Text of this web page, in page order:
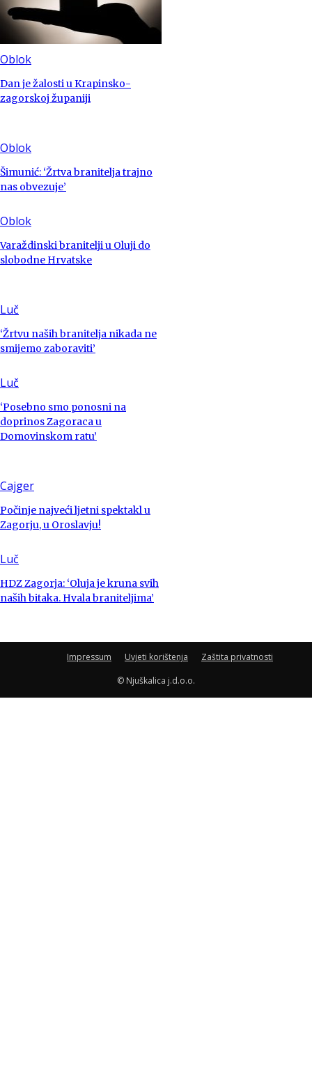
Oblok
Dan je žalosti u Krapinsko-
zagorskoj županiji
Oblok
Šimunić: ‘Žrtva branitelja trajno
nas obvezuje’
Oblok
Varaždinski branitelji u Oluji do
slobodne Hrvatske
Luč
‘Žrtvu naših branitelja nikada ne
smijemo zaboraviti’
Luč
‘Posebno smo ponosni na
doprinos Zagoraca u
Domovinskom ratu’
Cajger
Počinje najveći ljetni spektakl u
Zagorju, u Oroslavju!
Luč
HDZ Zagorja: ‘Oluja je kruna svih
naših bitaka. Hvala braniteljima’
Impressum Uvjeti korištenja
Zaštita privatnosti
© Njuškalica j.d.o.o.